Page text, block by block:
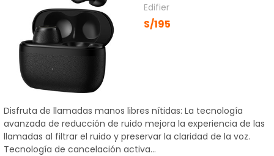
Edifier
S/195
Disfruta de llamadas manos libres nítidas: La tecnología
avanzada de reducción de ruido mejora la experiencia de las
llamadas al filtrar el ruido y preservar la claridad de la voz.
Tecnología de cancelación activa...